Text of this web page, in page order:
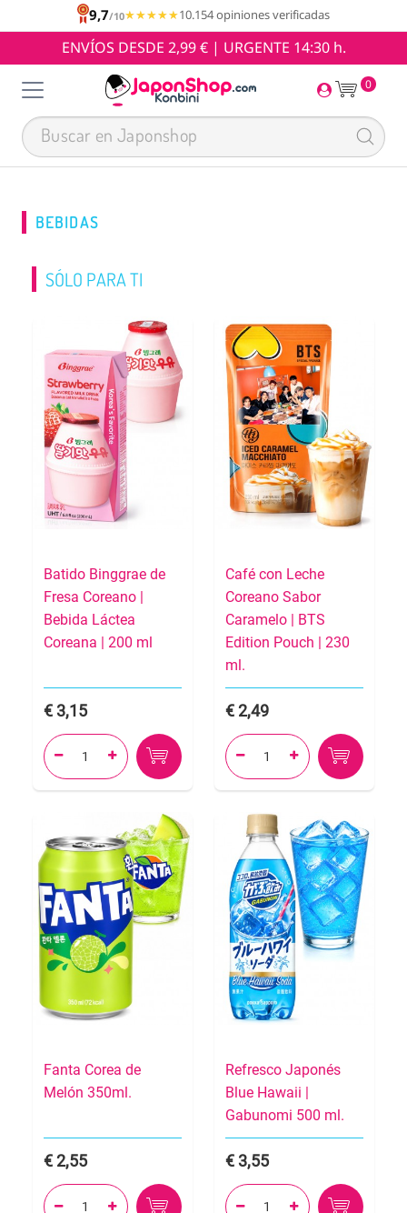
9,7/10★★★★★
★★★★★10.154 opiniones verificadas
ENVÍOS DESDE 2,99 € | URGENTE 14:30 h.
0
BEBIDAS
SÓLO PARA TI
Batido Binggrae de
Fresa Coreano |
Bebida Láctea
Coreana | 200 ml
3,15
 
Café con Leche
Coreano Sabor
Caramelo | BTS
Edition Pouch | 230
ml.
2,49
 
Fanta Corea de
Melón 350ml.
2,55
 
Refresco Japonés
Blue Hawaii |
Gabunomi 500 ml.
3,55
 